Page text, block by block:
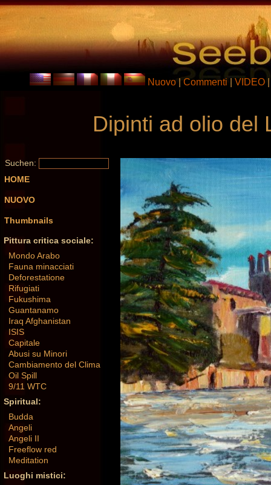
Nuovo Commenti VIDEO
Dipinti ad olio del
Suchen:
HOME
NUOVO
Thumbnails
Pittura critica sociale:
Mondo Arabo
Fauna minacciati
Deforestatione
Rifugiati
Fukushima
Guantanamo
Iraq Afghanistan
ISIS
Capitale
Abusi su Minori
Cambiamento del Clima
Oil Spill
9/11 WTC
Spiritual:
Budda
Angeli
Angeli II
Freeflow red
Meditation
Luoghi mistici: